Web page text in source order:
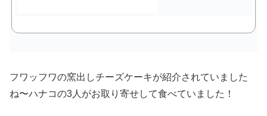
フワッフワの窯出しチーズケーキが紹介されていました
ね〜ハナコの3人がお取り寄せして食べていました！